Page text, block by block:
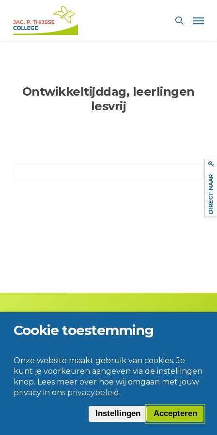
main
search
Ontwikkeltijddag, leerlingen
lesvrij
© Jac. P. Thijsse College
DIRECT NAAR
Cookie toestemming
Onze website maakt gebruik van cookies. Je
kunt je voorkeuren aangeven via de instellingen
knop. Lees meer over hoe wij omgaan met jouw
privacy in ons privacybeleid.
Instellingen Accepteren